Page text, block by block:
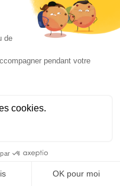
offre plusieurs
les produits Saunier
effectuées
l’entretien et
Duval, c’est